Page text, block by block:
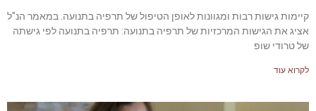
קיימות גישות רבות ומגוונות לאופן הטיפול של תרפיה בתנועה. במאמר הנ"ל
אציג את הגישות המרכזיות של תרפיה בתנועה: תרפיה בתנועה לפי גישתה
של טרודי שופ
לקרוא עוד